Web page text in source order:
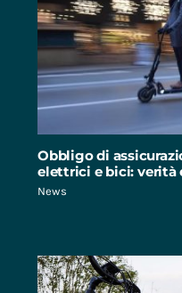
Obbligo di
elettrici e bici: verità
News